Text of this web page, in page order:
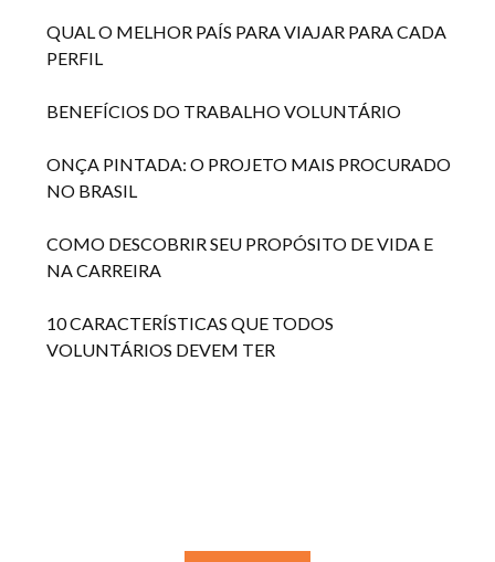
QUAL O MELHOR PAÍS PARA VIAJAR PARA CADA
PERFIL
BENEFÍCIOS DO TRABALHO VOLUNTÁRIO
ONÇA PINTADA: O PROJETO MAIS PROCURADO
NO BRASIL
COMO DESCOBRIR SEU PROPÓSITO DE VIDA E
NA CARREIRA
10 CARACTERÍSTICAS QUE TODOS
VOLUNTÁRIOS DEVEM TER